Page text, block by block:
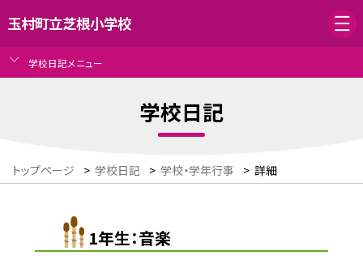
玉村町立芝根小学校
学校日記メニュー
学校日記
トップページ > 学校日記 > 学校・学年行事 > 詳細
1年生：音楽